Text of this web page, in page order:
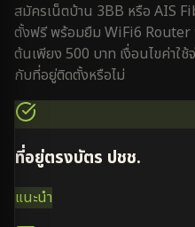
สมัครเน็ตบ้าน 3BB หรือ AIS
ตั้งฟรี พร้อมยืม WiFi6 Router
ต้นเพียง 500 บาท เงื่อนไขค่าใ
กับที่อยู่ติดตั้งหรือไม่
ที่อยู่ตรงบัตร ปชช.
แนะนำ